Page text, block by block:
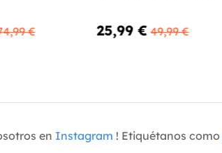
€ 25,99 € 49,99 €
en Instagram ! Etiquétanos como